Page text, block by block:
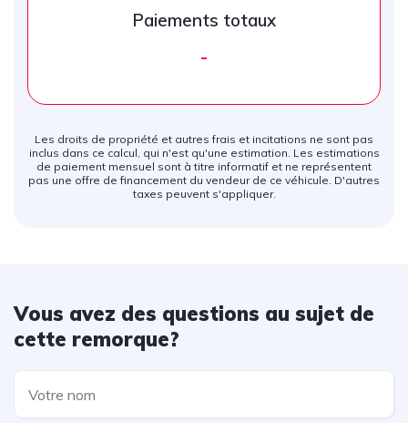
Paiements totaux
-
Les droits de propriété et autres frais et incitations ne sont pas
inclus dans ce calcul, qui n'est qu'une estimation. Les estimations
de paiement mensuel sont à titre informatif et ne représentent
pas une offre de financement du vendeur de ce véhicule. D'autres
taxes peuvent s'appliquer.
Vous avez des questions au sujet de
cette remorque?